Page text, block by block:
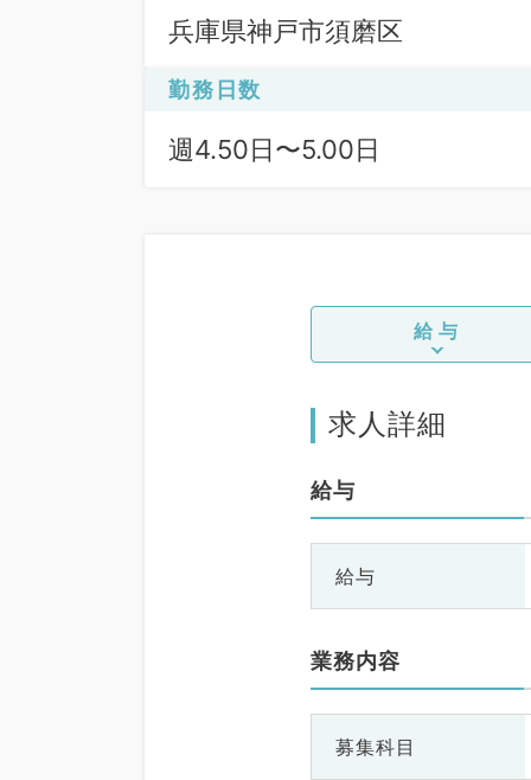
兵庫県神戸市須磨区
勤務日数
週4.50日〜5.00日
給与
求人詳細
給与
給与
業務内容
募集科目